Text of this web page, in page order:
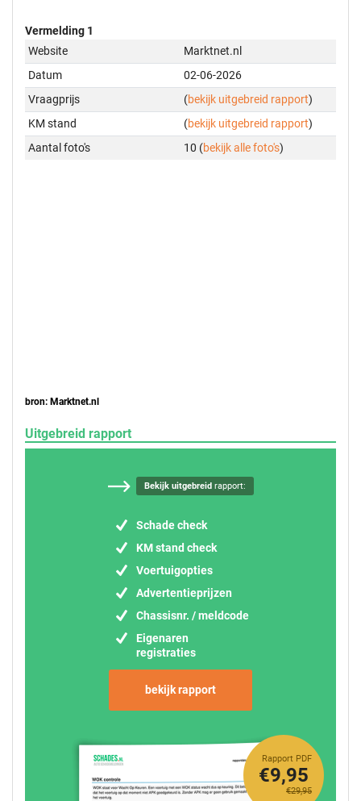
Vermelding 1
Website
Marktnet.nl
Datum
02-06-2026
Vraagprijs
(bekijk uitgebreid rapport)
KM stand
(bekijk uitgebreid rapport)
Aantal foto's
10 (bekijk alle foto's)
bron: Marktnet.nl
Uitgebreid rapport
Bekijk uitgebreidrapport:
Schade check
KM stand check
Voertuigopties
Advertentieprijzen
Chassisnr. / meldcode
Eigenaren
registraties
bekijk rapport
Rapport PDF
€29,95
€9,95